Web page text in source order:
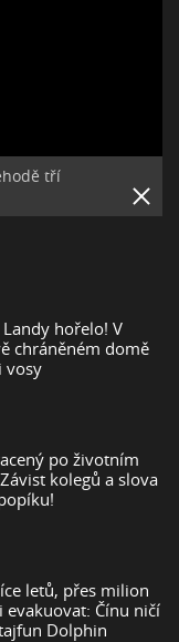
tří
hořelo! V
chráněném domě
vosy
po životním
kolegů a slova
letů, přes milion
evakuovat: Čínu ničí
Dolphin